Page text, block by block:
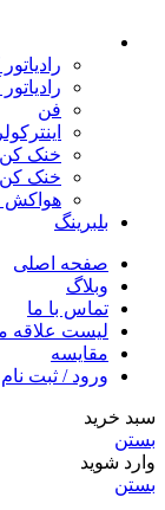
فن
اینترکولر
خنک کن
خنک
هواکش
بلبرینگ
صفحه اصلی
وبلاگ
تماس با ما
لیست علاقه
مقایسه
ورود / ثبت نام
سبد خرید
بستن
وارد شوید
بستن